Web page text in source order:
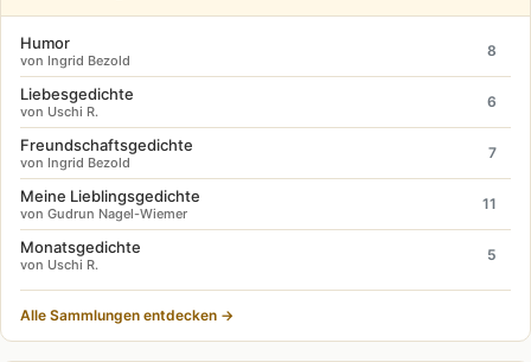
Humor
von Ingrid Bezold
8
Liebesgedichte
von Uschi R.
6
Freundschaftsgedichte
von Ingrid Bezold
7
Meine Lieblingsgedichte
von Gudrun Nagel-Wiemer
11
Monatsgedichte
von Uschi R.
5
Alle Sammlungen entdecken →